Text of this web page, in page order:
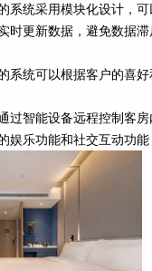
系统采用模块化设计，
时更新数据，避免数据
系统可以根据客户的喜
过智能设备远程控制客
娱乐功能和社交互动功